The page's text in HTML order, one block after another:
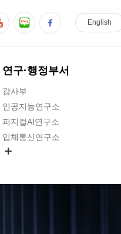
연구·행정부서
감사부
인공지능연구소
피지컬AI연구소
입체통신연구소
English